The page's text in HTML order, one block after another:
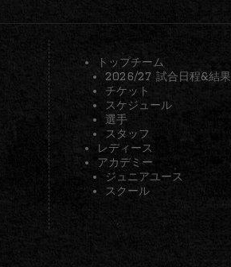
トップチーム
2026/27 試合日程&結果
チケット
スケジュール
選手
スタッフ
レディース
アカデミー
ジュニアユース
スクール